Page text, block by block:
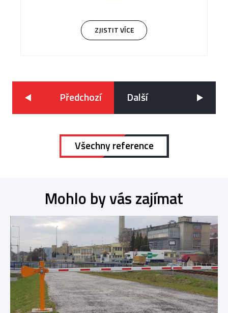
ZJISTIT VÍCE
Všechny reference
Mohlo by vás zajímat